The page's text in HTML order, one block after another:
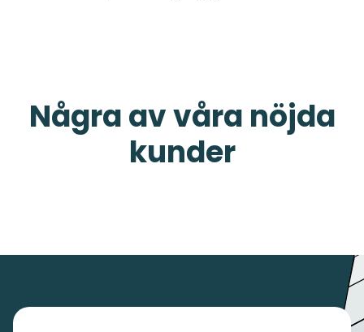
Några av våra nöjda
kunder